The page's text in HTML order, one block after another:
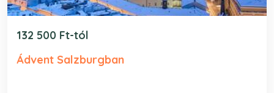
132 500 Ft-tól
Ádvent Salzburgban